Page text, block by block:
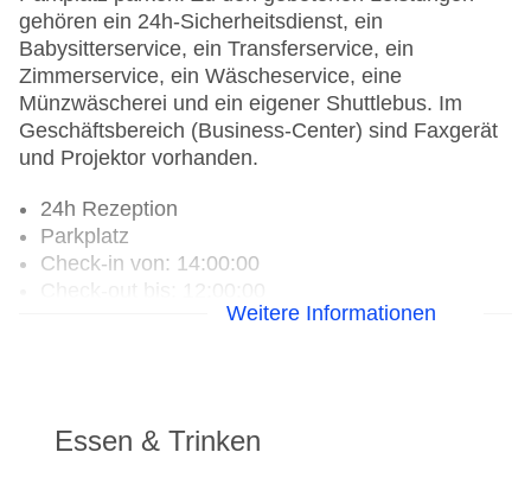
gehören ein 24h-Sicherheitsdienst, ein
Babysitterservice, ein Transferservice, ein
Zimmerservice, ein Wäscheservice, eine
Münzwäscherei und ein eigener Shuttlebus. Im
Geschäftsbereich (Business-Center) sind Faxgerät
und Projektor vorhanden.
24h Rezeption
Parkplatz
Check-in von: 14:00:00
WLAN/WiFi im Hotel
Letzte umfassende Renovierung: 2020
Weitere Informationen
Essen & Trinken